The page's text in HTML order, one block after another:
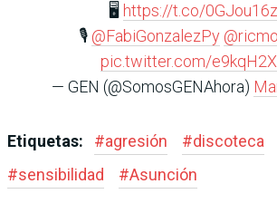
🖥️ https://t.co/
🎙 @FabiGonzalezPy
pic.twitter.com/
— GEN (@SomosGENAhora)
Etiquetas: #agresión #discoteca
#sensibilidad #Asunción